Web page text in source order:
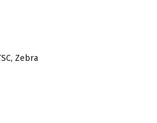
Zebra